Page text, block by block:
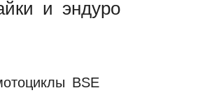
и эндуро
BSE